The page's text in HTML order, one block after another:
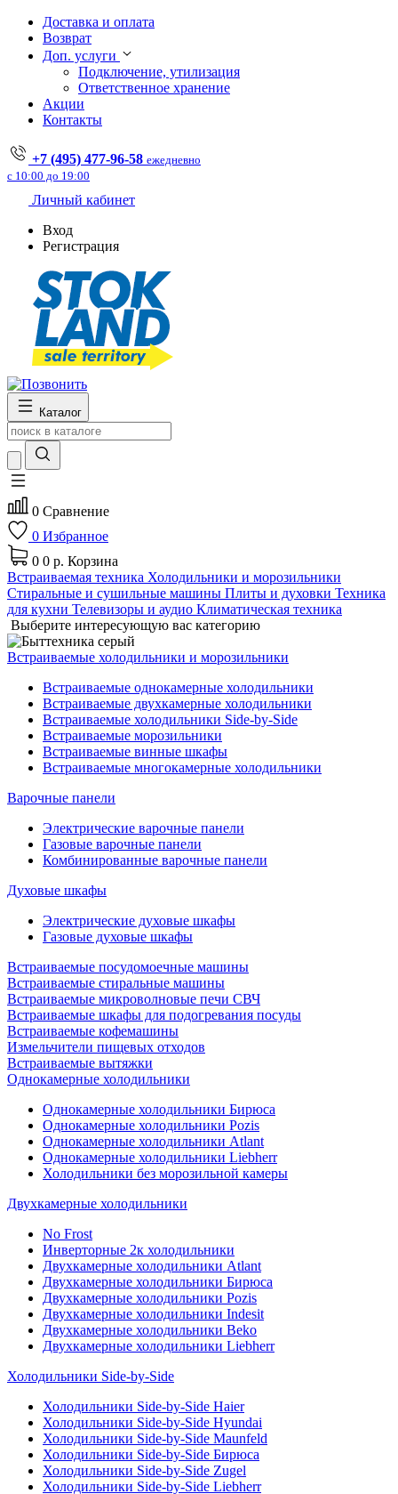
Доставка и оплата
Возврат
Доп. услуги
Подключение, утилизация
Ответственное хранение
Акции
Контакты
+7 (495) 477-96-58 ежедневно
с 10:00 до 19:00
Личный кабинет
Вход
Регистрация
Каталог
0 Сравнение
0 Избранное
0 0 р. Корзина
Встраиваемая техника Холодильники и морозильники
Стиральные и сушильные машины Плиты и духовки Техника
для кухни Телевизоры и аудио Климатическая техника
Выберите интересующую вас категорию
Встраиваемые холодильники и морозильники
Встраиваемые однокамерные холодильники
Встраиваемые двухкамерные холодильники
Встраиваемые холодильники Side-by-Side
Встраиваемые морозильники
Встраиваемые винные шкафы
Встраиваемые многокамерные холодильники
Варочные панели
Электрические варочные панели
Газовые варочные панели
Комбинированные варочные панели
Духовые шкафы
Электрические духовые шкафы
Газовые духовые шкафы
Встраиваемые посудомоечные машины
Встраиваемые стиральные машины
Встраиваемые микроволновые печи СВЧ
Встраиваемые шкафы для подогревания посуды
Встраиваемые кофемашины
Измельчители пищевых отходов
Встраиваемые вытяжки
Однокамерные холодильники
Однокамерные холодильники Бирюса
Однокамерные холодильники Pozis
Однокамерные холодильники Atlant
Однокамерные холодильники Liebherr
Холодильники без морозильной камеры
Двухкамерные холодильники
No Frost
Инверторные 2к холодильники
Двухкамерные холодильники Atlant
Двухкамерные холодильники Бирюса
Двухкамерные холодильники Pozis
Двухкамерные холодильники Indesit
Двухкамерные холодильники Beko
Двухкамерные холодильники Liebherr
Холодильники Side-by-Side
Холодильники Side-by-Side Haier
Холодильники Side-by-Side Hyundai
Холодильники Side-by-Side Maunfeld
Холодильники Side-by-Side Бирюса
Холодильники Side-by-Side Zugel
Холодильники Side-by-Side Liebherr